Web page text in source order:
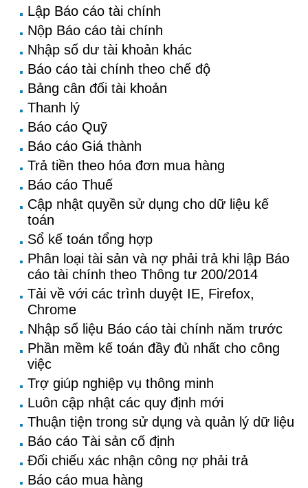
Lập Báo cáo tài chính
Nộp Báo cáo tài chính
Nhập số dư tài khoản khác
Báo cáo tài chính theo chế độ
Bảng cân đối tài khoản
Thanh lý
Báo cáo Quỹ
Báo cáo Giá thành
Trả tiền theo hóa đơn mua hàng
Báo cáo Thuế
Cập nhật quyền sử dụng cho dữ liệu kế
toán
Sổ kế toán tổng hợp
Phân loại tài sản và nợ phải trả khi lập Báo
cáo tài chính theo Thông tư 200/2014
Tải về với các trình duyệt IE, Firefox,
Chrome
Nhập số liệu Báo cáo tài chính năm trước
Phần mềm kế toán đầy đủ nhất cho công
việc
Trợ giúp nghiệp vụ thông minh
Luôn cập nhật các quy định mới
Thuận tiện trong sử dụng và quản lý dữ liệu
Báo cáo Tài sản cố định
Đối chiếu xác nhận công nợ phải trả
Báo cáo mua hàng